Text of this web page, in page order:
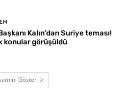
Kalın’dan Suriye teması!
konular görüşüldü
Göster